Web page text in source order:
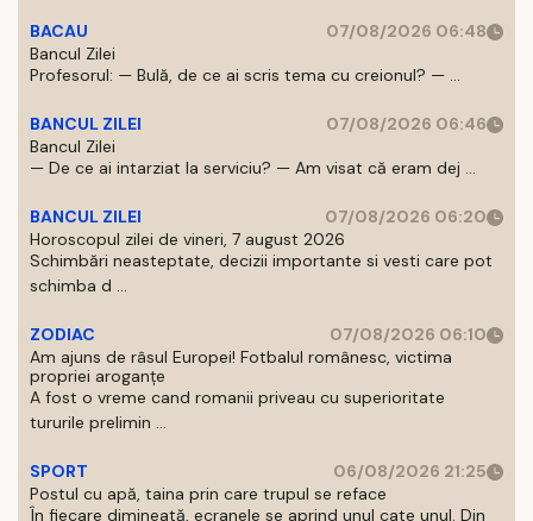
BACAU
07/08/2026 06:48
Bancul Zilei
Profesorul: — Bulă, de ce ai scris tema cu creionul? — ...
BANCUL ZILEI
07/08/2026 06:46
Bancul Zilei
— De ce ai intarziat la serviciu? — Am visat că eram dej ...
BANCUL ZILEI
07/08/2026 06:20
Horoscopul zilei de vineri, 7 august 2026
Schimbări neasteptate, decizii importante si vesti care pot
schimba d ...
ZODIAC
07/08/2026 06:10
Am ajuns de râsul Europei! Fotbalul românesc, victima
propriei aroganțe
A fost o vreme cand romanii priveau cu superioritate
tururile prelimin ...
SPORT
06/08/2026 21:25
Postul cu apă, taina prin care trupul se reface
În fiecare dimineată, ecranele se aprind unul cate unul. Din